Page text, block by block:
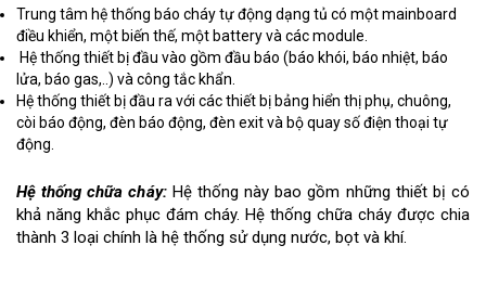
Trung tâm hệ thống báo cháy tự động dạng tủ có một mainboard
điều khiển, một biến thế, một battery và các module.
Hệ thống thiết bị đầu vào gồm đầu báo (báo khói, báo nhiệt, báo
lửa, báo gas,..) và công tắc khẩn.
Hệ thống thiết bị đầu ra với các thiết bị bảng hiển thị phụ, chuông,
còi báo động, đèn báo động, đèn exit và bộ quay số điện thoại tự
động.
Hệ thống chữa cháy: Hệ thống này bao gồm những thiết bị có
khả năng khắc phục đám cháy. Hệ thống chữa cháy được chia
thành 3 loại chính là hệ thống sử dụng nước, bọt và khí.